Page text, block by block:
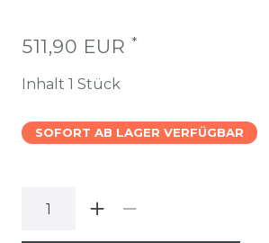
511,90 EUR *
Inhalt 1 Stück
SOFORT AB LAGER VERFÜGBAR